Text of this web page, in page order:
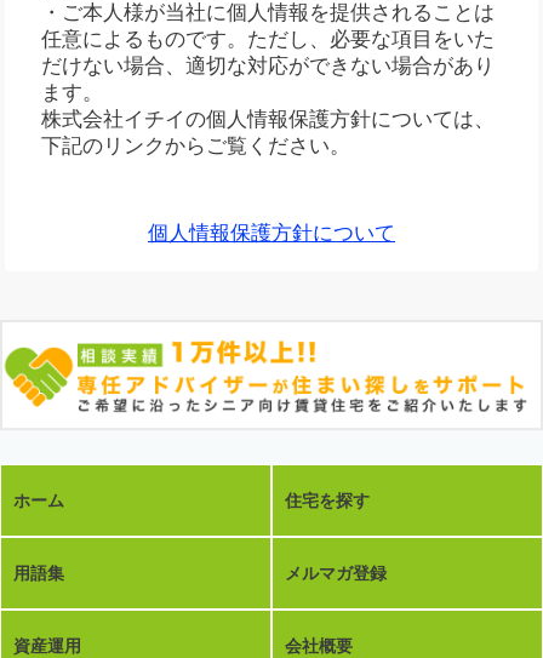
・ご本人様が当社に個人情報を提供されることは
任意によるものです。ただし、必要な項目をいた
だけない場合、適切な対応ができない場合があり
ます。
株式会社イチイの個人情報保護方針については、
下記のリンクからご覧ください。
個人情報保護方針について
ホーム 住宅を探す
用語集 メルマガ登録
資産運用 会社概要